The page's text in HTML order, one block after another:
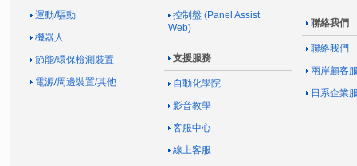
運動/驅動
機器人
節能/環保檢測裝置
電源/周邊裝置/其他
控制盤 (Panel Assist
Web)
支援服務
自動化學院
影音教學
客服中心
線上客服
聯絡我們
聯絡我們
兩岸顧客
日系企業